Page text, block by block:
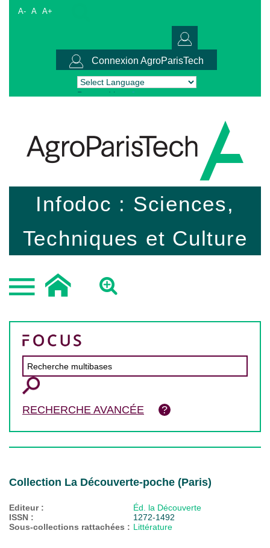
A- A A+
Connexion AgroParisTech
Powered by Translate
Infodoc : Sciences,
Techniques et Culture
RECHERCHE AVANCÉE
Collection La Découverte-poche (Paris)
Editeur :
Éd. la Découverte
ISSN :
1272-1492
Sous-collections rattachées : Littérature